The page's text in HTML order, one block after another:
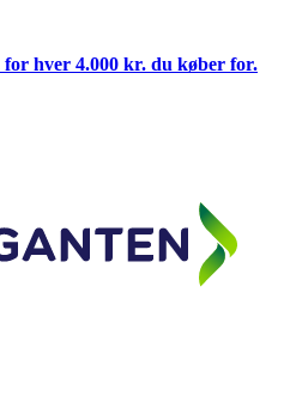
hver 4.000 kr. du køber for.